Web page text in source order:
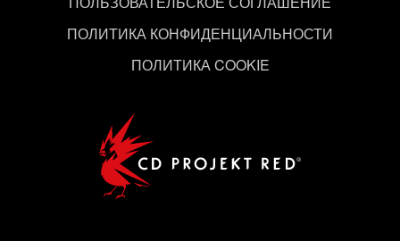
ПОЛИТИКА КОНФИДЕНЦИАЛЬНОСТИ
ПОЛИТИКА COOKIE